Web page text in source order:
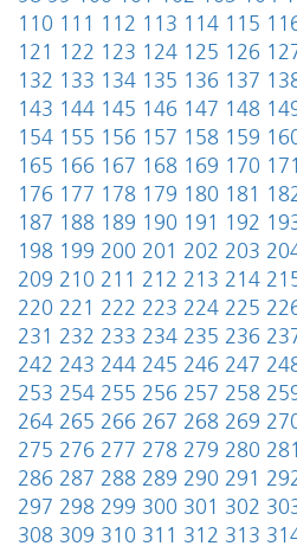
110 111 112 113 114 115
121 122 123 124 125 126
132 133 134 135 136 137
143 144 145 146 147 148
154 155 156 157 158 159
165 166 167 168 169 170 171
176 177 178 179 180 181
187 188 189 190 191 192
198 199 200 201 202 203
209 210 211 212 213 214
220 221 222 223 224 225
231 232 233 234 235 236
242 243 244 245 246 247
253 254 255 256 257 258
264 265 266 267 268 269
275 276 277 278 279 280 281
286 287 288 289 290 291
297 298 299 300 301 302
308 309 310 311 312 313